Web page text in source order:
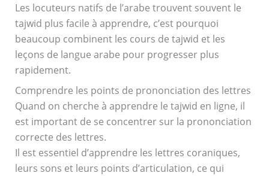
Les locuteurs natifs de l’arabe trouvent souvent le
tajwid plus facile à apprendre, c’est pourquoi
beaucoup combinent les cours de tajwid et les
leçons de langue arabe pour progresser plus
rapidement.
Comprendre les points de prononciation des lettres
Quand on cherche à apprendre le tajwid en ligne, il
est important de se concentrer sur la prononciation
correcte des lettres.
Il est essentiel d’apprendre les lettres coraniques,
leurs sons et leurs points d’articulation, ce qui